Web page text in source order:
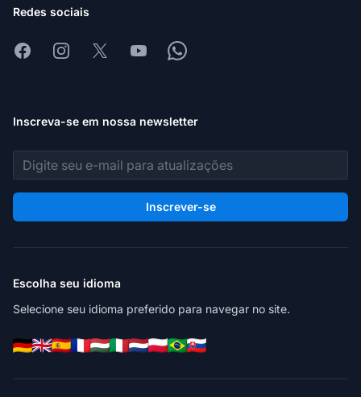
Redes sociais
FacebookInstagram
X YoutubeWhatsapp
Inscreva-se em nossa newsletter
Endereço de e-mail
Inscrever-se
Escolha seu idioma
Selecione seu idioma preferido para navegar no site.